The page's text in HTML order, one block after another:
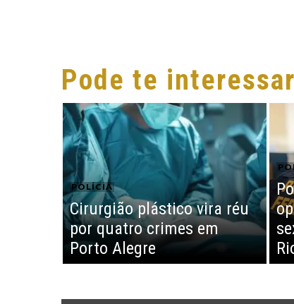
Pode te interessar
POLÍCIA
Cirurgião plástico vira réu
por quatro crimes em
Porto Alegre